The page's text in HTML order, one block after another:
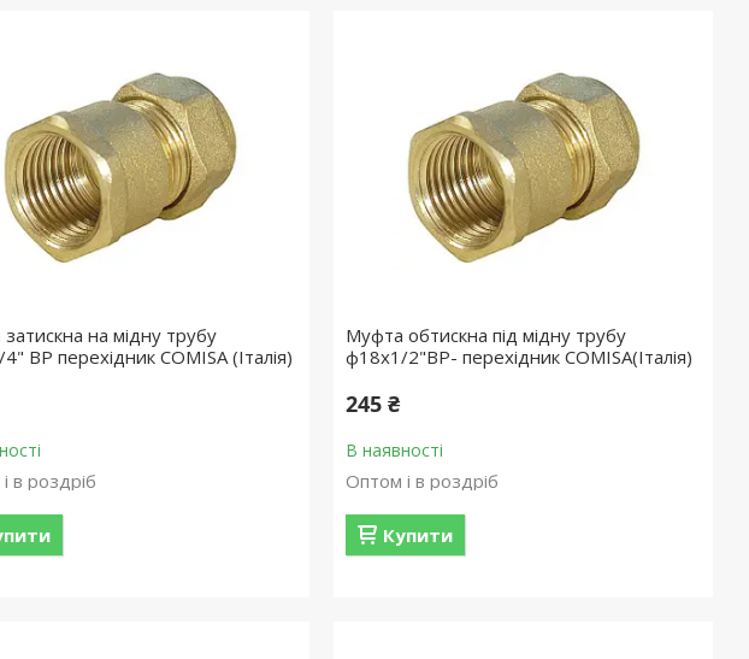
на мідну трубу
ВР перехідник COMISA (Італія)
в роздріб
Муфта обтискна під мідну трубу
ф18х1/2"ВР- перехідник COMISA(Італія)
245 ₴
В наявності
Оптом і в роздріб
Купити